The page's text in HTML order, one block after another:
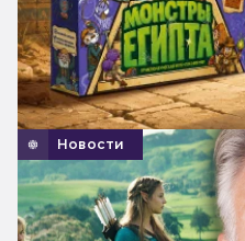
Новости